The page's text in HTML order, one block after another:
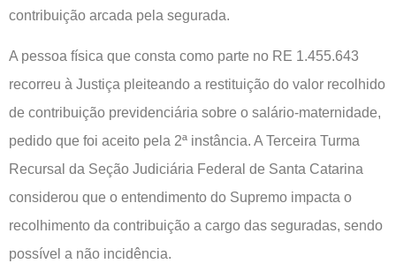
contribuição arcada pela segurada.
A pessoa física que consta como parte no RE 1.455.643
recorreu à Justiça pleiteando a restituição do valor recolhido
de contribuição previdenciária sobre o salário-maternidade,
pedido que foi aceito pela 2ª instância. A Terceira Turma
Recursal da Seção Judiciária Federal de Santa Catarina
considerou que o entendimento do Supremo impacta o
recolhimento da contribuição a cargo das seguradas, sendo
possível a não incidência.